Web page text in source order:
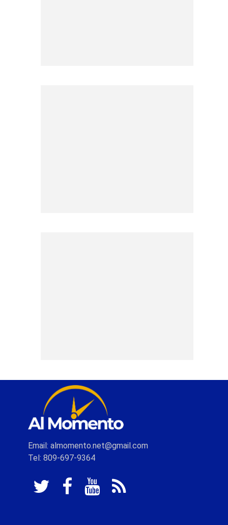
Email: almomento.net@gmail.com
Tel: 809-697-9364